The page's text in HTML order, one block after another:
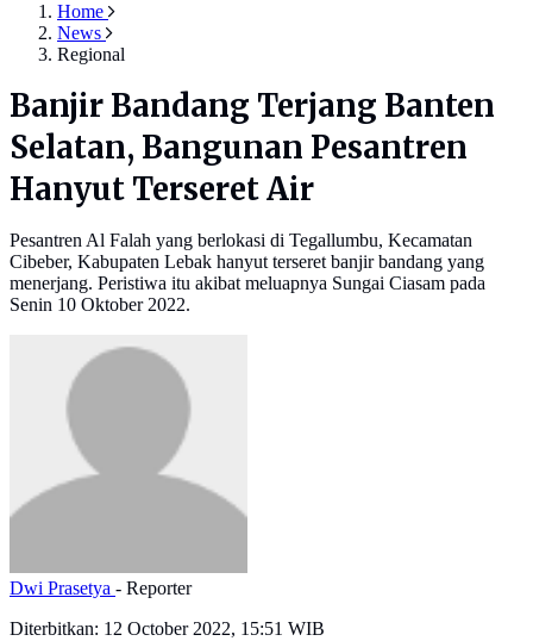
Home
News
Regional
Banjir Bandang Terjang Banten
Selatan, Bangunan Pesantren
Hanyut Terseret Air
Pesantren Al Falah yang berlokasi di Tegallumbu, Kecamatan
Cibeber, Kabupaten Lebak hanyut terseret banjir bandang yang
menerjang. Peristiwa itu akibat meluapnya Sungai Ciasam pada
Senin 10 Oktober 2022.
Dwi Prasetya - Reporter
Diterbitkan: 12 October 2022, 15:51 WIB